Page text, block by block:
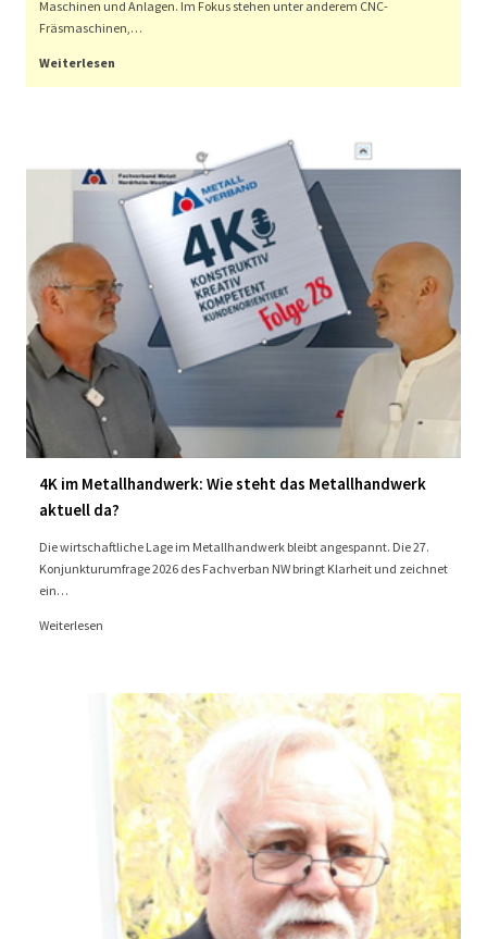
Maschinen und Anlagen. Im Fokus stehen unter anderem CNC-
Fräsmaschinen,…
Weiterlesen
4K im Metallhandwerk: Wie steht das Metallhandwerk
aktuell da?
Die wirtschaftliche Lage im Metallhandwerk bleibt angespannt. Die 27.
Konjunkturumfrage 2026 des Fachverban NW bringt Klarheit und zeichnet
ein…
Weiterlesen